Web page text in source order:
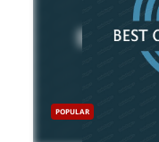
POPULAR